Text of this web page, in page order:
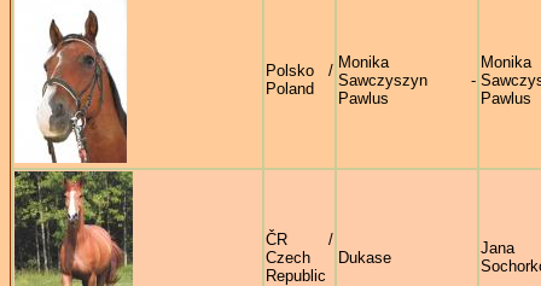
Polsko /
Poland
Monika
Sawczyszyn -
Pawlus
Monika
Pawlus
ČR /
Czech
Republic
Dukase
Jana